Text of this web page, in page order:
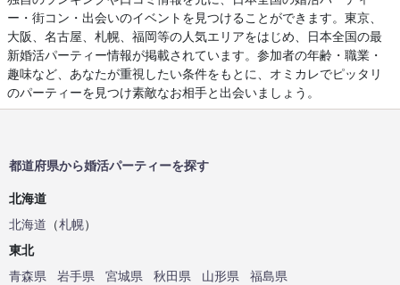
ー・街コン・出会いのイベントを見つけることができます。東京、
大阪、名古屋、札幌、福岡等の人気エリアをはじめ、日本全国の最
新婚活パーティー情報が掲載されています。参加者の年齢・職業・
趣味など、あなたが重視したい条件をもとに、オミカレでピッタリ
のパーティーを見つけ素敵なお相手と出会いましょう。
都道府県から婚活パーティーを探す
北海道
北海道 （札幌）
東北
青森県
岩手県 宮城県 秋田県 山形県
福島県